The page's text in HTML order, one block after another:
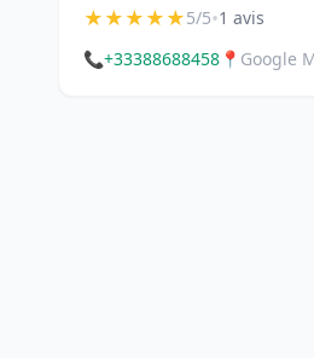
★★★★★5/5•1 avis
📞+33388688458 📍 Google